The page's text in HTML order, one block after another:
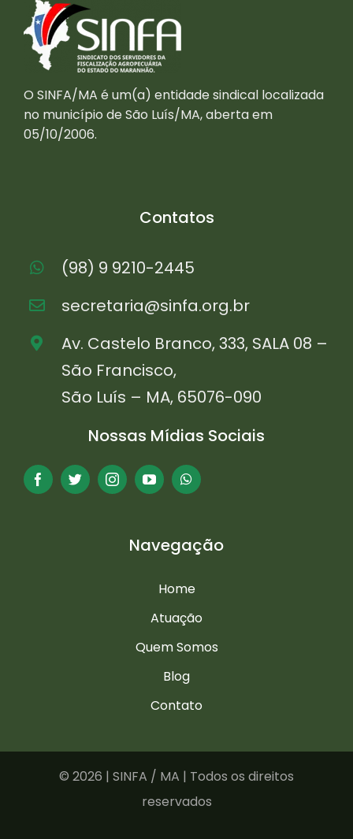
O SINFA/MA é um(a) entidade sindical localizada
no município de São Luís/MA, aberta em
05/10/2006.
Contatos
(98) 9 9210-2445
secretaria@sinfa.org.br
Av. Castelo Branco, 333, SALA 08 –
São Francisco,
São Luís – MA, 65076-090
Nossas Mídias Sociais
Navegação
Home
Atuação
Quem Somos
Blog
Contato
© 2026 | SINFA / MA | Todos os direitos
reservados